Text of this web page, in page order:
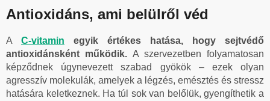
Antioxidáns, ami belülről véd
A C-vitamin
egyik értékes hatása, hogy sejtvédő
antioxidánsként működik. A szervezetben folyamatosan
képződnek úgynevezett szabad gyökök – ezek olyan
agresszív molekulák, amelyek a légzés, emésztés és stressz
hatására keletkeznek. Ha túl sok van belőlük, gyengíthetik a